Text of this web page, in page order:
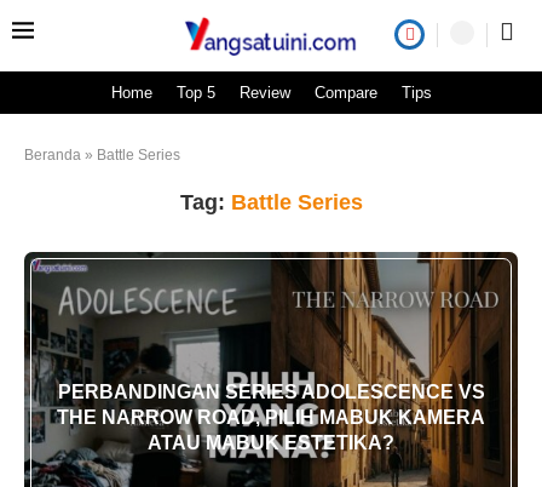
Home Top 5 Review Compare Tips
Beranda » Battle Series
Tag: Battle Series
PERBANDINGAN SERIES ADOLESCENCE VS
THE NARROW ROAD, PILIH MABUK KAMERA
ATAU MABUK ESTETIKA?